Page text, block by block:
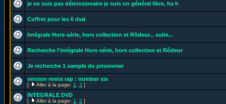
je ne suis pas démissionaire je suis un général libre, ha h
Coffret pour les 6 dvd
Intégrale Hors-série, hors collection et Rôdeur... suite...
Recherche l'intégrale Hors-série, hors collection et Rôdeur
Je recherche 1 sample du prisonnier
version remix rap : number six
[ Aller à la page: 1 2 ]
INTEGRALE DVD
[ Aller à la page: 1 2 ]